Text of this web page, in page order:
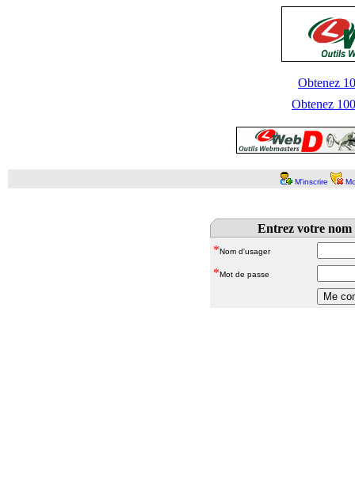
Obtenez
Obtenez
M'inscrire
Entrez votre nom
*Nom d'usager
*Mot de passe